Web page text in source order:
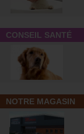
CONSEIL SANTÉ
NOTRE MAGASIN